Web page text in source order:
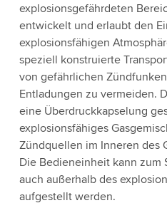
explosionsgefährdeten
entwickelt und erlaubt den
explosionsfähigen
speziell konstruierte
von gefährlichen
Entladungen zu vermeiden.
eine Überdruckkapselung
explosionsfähiges
Zündquellen im Inneren des
Die Bedieneinheit kann zum
auch außerhalb des
aufgestellt werden.